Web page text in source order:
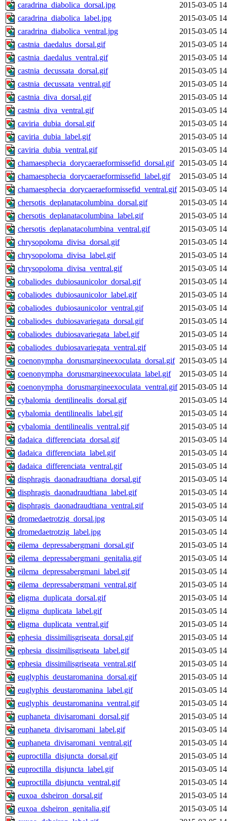
caradrina_diabolica_dorsal.jpg
2015-03-05
caradrina_diabolica_label.jpg
2015-03-05
caradrina_diabolica_ventral.jpg
2015-03-05
castnia_daedalus_dorsal.gif
2015-03-05
castnia_daedalus_ventral.gif
2015-03-05
castnia_decussata_dorsal.gif
2015-03-05
castnia_decussata_ventral.gif
2015-03-05
castnia_diva_dorsal.gif
2015-03-05
castnia_diva_ventral.gif
2015-03-05
caviria_dubia_dorsal.gif
2015-03-05
caviria_dubia_label.gif
2015-03-05
caviria_dubia_ventral.gif
2015-03-05
chamaesphecia_dorycaeraeformissefid_dorsal.gif 2015-03-05
chamaesphecia_dorycaeraeformissefid_label.gif
2015-03-05
chamaesphecia_dorycaeraeformissefid_ventral.gif 2015-03-05
chersotis_deplanatacolumbina_dorsal.gif
2015-03-05
chersotis_deplanatacolumbina_label.gif
2015-03-05
chersotis_deplanatacolumbina_ventral.gif
2015-03-05
chrysopoloma_divisa_dorsal.gif
2015-03-05
chrysopoloma_divisa_label.gif
2015-03-05
chrysopoloma_divisa_ventral.gif
2015-03-05
cobaliodes_dubiosaunicolor_dorsal.gif
2015-03-05
cobaliodes_dubiosaunicolor_label.gif
2015-03-05
cobaliodes_dubiosaunicolor_ventral.gif
2015-03-05
cobaliodes_dubiosavariegata_dorsal.gif
2015-03-05
cobaliodes_dubiosavariegata_label.gif
2015-03-05
cobaliodes_dubiosavariegata_ventral.gif
2015-03-05
coenonympha_dorusmargineexoculata_dorsal.gif 2015-03-05
coenonympha_dorusmargineexoculata_label.gif
2015-03-05
coenonympha_dorusmargineexoculata_ventral.gif 2015-03-05
cybalomia_dentilinealis_dorsal.gif
2015-03-05
cybalomia_dentilinealis_label.gif
2015-03-05
cybalomia_dentilinealis_ventral.gif
2015-03-05
dadaica_differenciata_dorsal.gif
2015-03-05
dadaica_differenciata_label.gif
2015-03-05
dadaica_differenciata_ventral.gif
2015-03-05
disphragis_daonadraudtiana_dorsal.gif
2015-03-05
disphragis_daonadraudtiana_label.gif
2015-03-05
disphragis_daonadraudtiana_ventral.gif
2015-03-05
dromedaetrotzig_dorsal.jpg
2015-03-05
dromedaetrotzig_label.jpg
2015-03-05
eilema_depressabergmani_dorsal.gif
2015-03-05
eilema_depressabergmani_genitalia.gif
2015-03-05
eilema_depressabergmani_label.gif
2015-03-05
eilema_depressabergmani_ventral.gif
2015-03-05
eligma_duplicata_dorsal.gif
2015-03-05
eligma_duplicata_label.gif
2015-03-05
eligma_duplicata_ventral.gif
2015-03-05
ephesia_dissimilisgriseata_dorsal.gif
2015-03-05
ephesia_dissimilisgriseata_label.gif
2015-03-05
ephesia_dissimilisgriseata_ventral.gif
2015-03-05
euglyphis_deustaromanina_dorsal.gif
2015-03-05
euglyphis_deustaromanina_label.gif
2015-03-05
euglyphis_deustaromanina_ventral.gif
2015-03-05
euphaneta_divisaromani_dorsal.gif
2015-03-05
euphaneta_divisaromani_label.gif
2015-03-05
euphaneta_divisaromani_ventral.gif
2015-03-05
euproctilla_disjuncta_dorsal.gif
2015-03-05
euproctilla_disjuncta_label.gif
2015-03-05
euproctilla_disjuncta_ventral.gif
2015-03-05
euxoa_dsheiron_dorsal.gif
2015-03-05
euxoa_dsheiron_genitalia.gif
2015-03-05